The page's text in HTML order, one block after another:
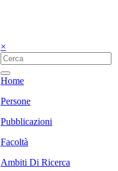
×
Home
Persone
Pubblicazioni
Facoltà
Ambiti Di Ricerca